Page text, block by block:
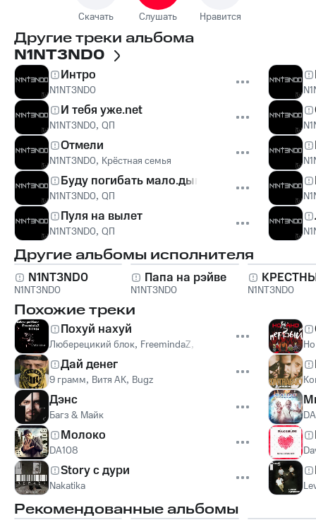
Скачать Слушать Нравится
Другие треки альбома
N1NT3ND0
Интро
N1NT3ND0
И тебя уже.net
N1NT3ND0, QП
Отмели
N1NT3ND0, Крёстная семья
Буду погибать мало.дым
N1NT3ND0, QП
Пуля на вылет
N1NT3ND0, QП
Другие альбомы исполнителя
N1NT3ND0
N1NT3ND0
Папа на рэйве
N1NT3ND0 N1NT3ND0
Похожие треки
Похуй нахуй
Люберецикий блок, FreemindaZ,
Дай денег
9 грамм, Витя АК, Bugz
Дэнс
Багз & Майк
Молоко
DA108
Story с дури
Nakatika
Рекомендованные альбомы